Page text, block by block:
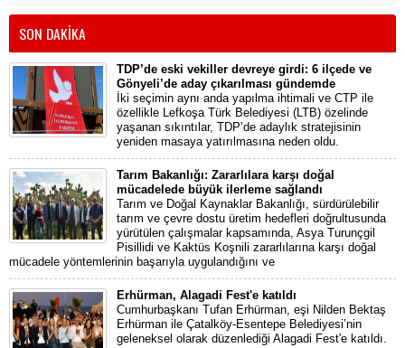
SON DAKİKA
TDP’de eski vekiller devreye girdi: 6 ilçede ve
Gönyeli’de aday çıkarılması gündemde
İki seçimin aynı anda yapılma ihtimali ve CTP ile
özellikle Lefkoşa Türk Belediyesi (LTB) özelinde
yaşanan sıkıntılar, TDP’de adaylık stratejisinin
yeniden masaya yatırılmasına neden oldu.
Tarım Bakanlığı: Zararlılara karşı doğal
mücadelede büyük ilerleme sağlandı
Tarım ve Doğal Kaynaklar Bakanlığı, sürdürülebilir
tarım ve çevre dostu üretim hedefleri doğrultusunda
yürütülen çalışmalar kapsamında, Asya Turunçgil
Pisillidi ve Kaktüs Koşnili zararlılarına karşı doğal
mücadele yöntemlerinin başarıyla uygulandığını ve
Erhürman, Alagadi Fest'e katıldı
Cumhurbaşkanı Tufan Erhürman, eşi Nilden Bektaş
Erhürman ile Çatalköy-Esentepe Belediyesi’nin
geleneksel olarak düzenlediği Alagadi Fest'e katıldı.